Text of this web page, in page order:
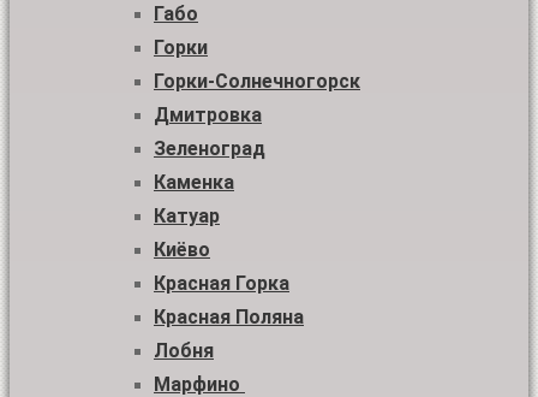
Габо
Горки
Горки-Солнечногорск
Дмитровка
Зеленоград
Каменка
Катуар
Киёво
Красная Горка
Красная Поляна
Лобня
Марфино